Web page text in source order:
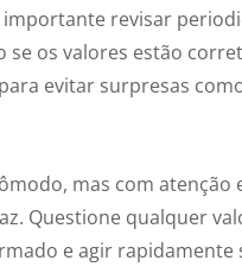
revisar
os valores estão
evitar surpresas
mas com
Questione qualquer
e agir